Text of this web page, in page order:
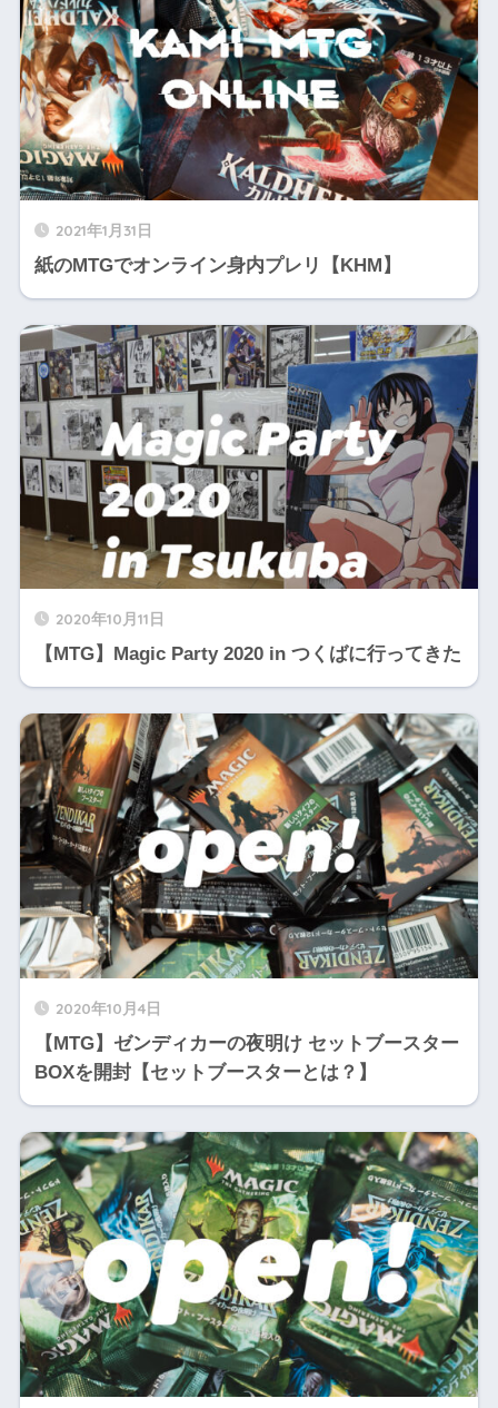
2021年1月31日
紙のMTGでオンライン身内プレリ【KHM】
2020年10月11日
【MTG】Magic Party 2020 in つくばに行ってきた
2020年10月4日
【MTG】ゼンディカーの夜明け セットブースター
BOXを開封【セットブースターとは？】